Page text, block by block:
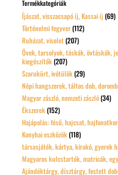
Termékkategóriák
Íjászat, visszacsapó íj, Kassai íj (69)
Történelmi fegyver (112)
Ruházat, viselet (207)
Övek, tarsolyok, táskák, övtáskák,
kiegészítők (207)
Szarukürt, ivótülök (29)
Népi hangszerek, táltos dob,
Magyar zászló, nemzeti zászló (34)
Ékszerek (152)
Hajápolás: fésű, hajcsat,
Konyhai eszközök (118)
társasjáték, kártya, kirakó, gyerek
Magyaros kulcstartók, matricák,
Ajándéktárgy, dísztárgy, festett